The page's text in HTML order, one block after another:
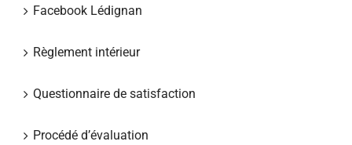
Facebook Lédignan
Règlement intérieur
Questionnaire de satisfaction
Procédé d’évaluation